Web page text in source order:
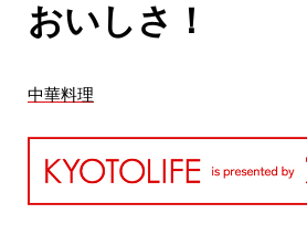
MAIN MENU
SERIES
おいしさ！
中華料理